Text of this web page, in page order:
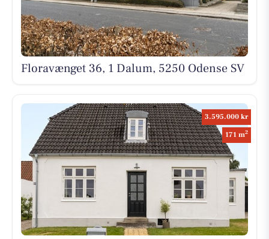
Floravænget 36, 1 Dalum, 5250 Odense SV
3.595.000 kr
171 m2